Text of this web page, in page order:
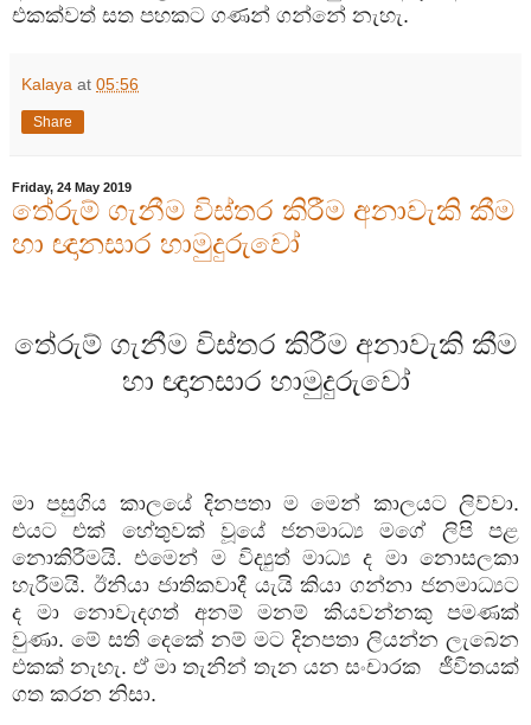
එකක්වත් සත පහකට ගණන් ගන්නේ නැහැ.
Kalaya at 05:56
Share
Friday, 24 May 2019
තේරුම් ගැනීම විස්තර කිරීම අනාවැකි කීම
හා ඥානසාර හාමුදුරුවෝ
තේරුම් ගැනීම විස්තර කිරීම අනාවැකි කීම
හා ඥානසාර හාමුදුරුවෝ
මා පසුගිය කාලයේ දිනපතා ම මෙන් කාලයට ලිව්වා.
එයට එක් හේතුවක් වූයේ ජනමාධ්‍ය මගේ ලිපි පළ
නොකිරීමයි. එමෙන් ම විද්‍යුත් මාධ්‍ය ද මා නොසලකා
හැරීමයි. ඊනියා ජාතිකවාදී යැයි කියා ගන්නා ජනමාධ්‍යට
ද මා නොවැදගත් අනම් මනම් කියවන්නකු පමණක්
වුණා. මේ සති දෙකේ නම් මට දිනපතා ලියන්න ලැබෙන
එකක් නැහැ. ඒ මා තැනින් තැන යන සංචාරක ජීවිතයක්
ගත කරන නිසා.